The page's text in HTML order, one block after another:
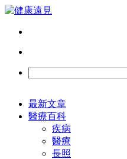
最新文章
醫療百科
疾病
醫療
長照